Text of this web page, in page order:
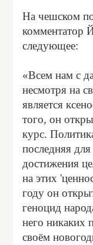
На чешском
комментатор
следующее:
«Всем нам с
несмотря на
является
того, он
курс.
последняя
достижения
на этих
году он
геноцид
него никаких
своём